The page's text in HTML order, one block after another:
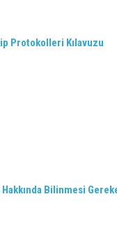
Protokolleri Kılavuzu
Bilinmesi